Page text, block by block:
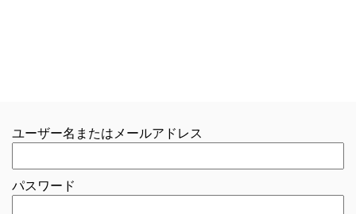
ユーザー名またはメールアドレス
パスワード